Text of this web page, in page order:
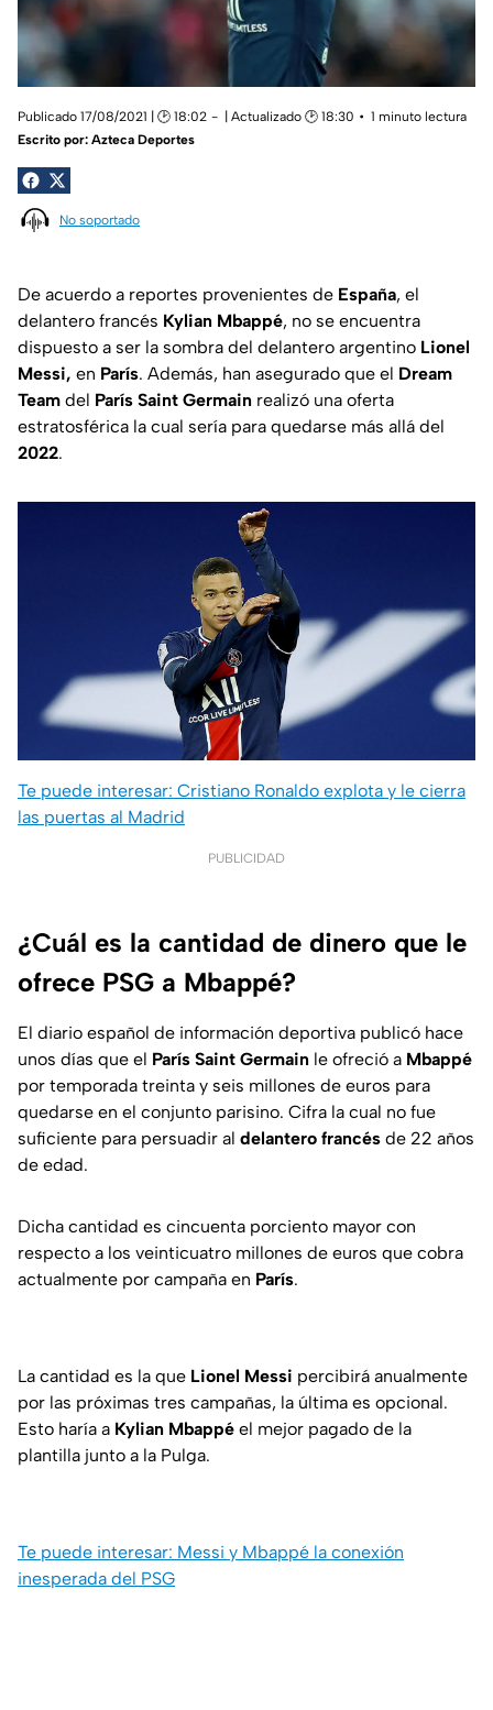
Publicado 17/08/2021 | 🕑 18:02 | Actualizado 🕑 18:30
1 minuto lectura
Escrito por: Azteca Deportes
No soportado
De acuerdo a reportes provenientes de España, el
delantero francés Kylian Mbappé, no se encuentra
dispuesto a ser la sombra del delantero argentino Lionel
Messi, en París. Además, han asegurado que el Dream
Team del París Saint Germain realizó una oferta
estratosférica la cual sería para quedarse más allá del
2022.
Te puede interesar: Cristiano Ronaldo explota y le cierra
las puertas al Madrid
PUBLICIDAD
¿Cuál es la cantidad de dinero que le
ofrece PSG a Mbappé?
El diario español de información deportiva publicó hace
unos días que el París Saint Germain le ofreció a Mbappé
por temporada treinta y seis millones de euros para
quedarse en el conjunto parisino. Cifra la cual no fue
suficiente para persuadir al delantero francés de 22 años
de edad.
Dicha cantidad es cincuenta porciento mayor con
respecto a los veinticuatro millones de euros que cobra
actualmente por campaña en París.
La cantidad es la que Lionel Messi percibirá anualmente
por las próximas tres campañas, la última es opcional.
Esto haría a Kylian Mbappé el mejor pagado de la
plantilla junto a la Pulga.
Te puede interesar: Messi y Mbappé la conexión
inesperada del PSG